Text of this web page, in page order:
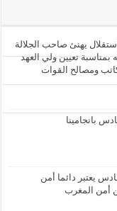
يهنئ صاحب الجلالة
تعيين ولي العهد
ومصالح القوات
بانجامينا
يعتبر دائما أمن
أمن المغرب